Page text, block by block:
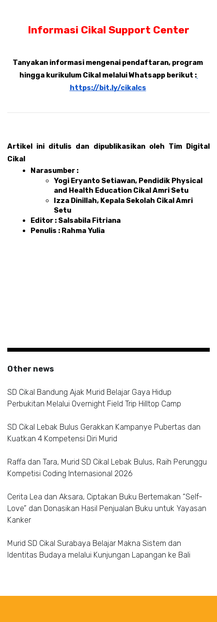
Informasi Cikal Support Center
Tanyakan informasi mengenai pendaftaran, program
hingga kurikulum Cikal melalui Whatsapp berikut :
https://bit.ly/cikalcs
Artikel ini ditulis dan dipublikasikan oleh Tim Digital
Cikal
Narasumber :
Yogi Eryanto Setiawan, Pendidik Physical
and Health Education Cikal Amri Setu
Izza Dinillah, Kepala Sekolah Cikal Amri
Setu
Editor : Salsabila Fitriana
Penulis : Rahma Yulia
Other news
SD Cikal Bandung Ajak Murid Belajar Gaya Hidup
Perbukitan Melalui Overnight Field Trip Hilltop Camp
SD Cikal Lebak Bulus Gerakkan Kampanye Pubertas dan
Kuatkan 4 Kompetensi Diri Murid
Raffa dan Tara, Murid SD Cikal Lebak Bulus, Raih Perunggu
Kompetisi Coding Internasional 2026
Cerita Lea dan Aksara, Ciptakan Buku Bertemakan “Self-
Love” dan Donasikan Hasil Penjualan Buku untuk Yayasan
Kanker
Murid SD Cikal Surabaya Belajar Makna Sistem dan
Identitas Budaya melalui Kunjungan Lapangan ke Bali